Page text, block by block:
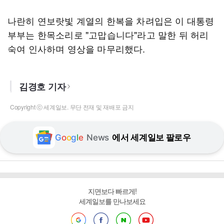
나란히 연보랏빛 계열의 한복을 차려입은 이 대통령
부부는 한목소리로 "고맙습니다"라고 말한 뒤 허리
숙여 인사하며 영상을 마무리했다.
김경호 기자
Copyright ⓒ 세계일보. 무단 전재 및 재배포 금지
Google News 에서 세계일보 팔로우
지면보다 빠르게!
세계일보를 만나보세요